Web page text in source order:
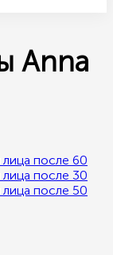
Anna
после 60
после 30
после 50